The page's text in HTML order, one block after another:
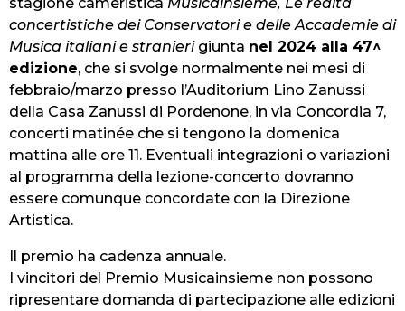
concertistiche dei Conservatori e delle Accademie di
Musica italiani e stranierigiunta nel 2024 alla 47^
edizione, che si svolge normalmente nei mesi di
febbraio/marzo presso l’Auditorium Lino Zanussi
della Casa Zanussi di Pordenone, in via Concordia 7,
concerti matinée che si tengono la domenica
mattina alle ore 11. Eventuali integrazioni o variazioni
al programma della lezione-concerto dovranno
essere comunque concordate con la Direzione
Artistica.
Il premio ha cadenza annuale.
I vincitori del Premio Musicainsieme non possono
ripresentare domanda di partecipazione alle edizioni